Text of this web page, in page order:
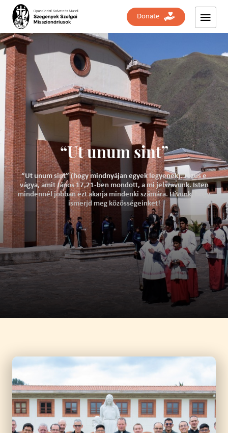
Donate
“Ut unum sint”
“Ut unum sint” (hogy mindnyájan egyek legyenek). Jézus e
vágya, amit János 17,21-ben mondott, a mi jelszavunk. Isten
mindennél jobban ezt akarja mindenki számára. Hívunk, hogy
ismerjd meg közösségeinket!